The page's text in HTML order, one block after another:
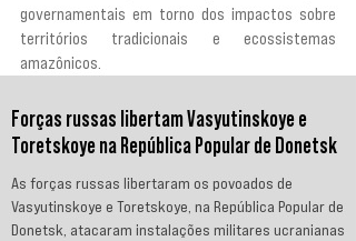
governamentais em torno dos impactos sobre
territórios tradicionais e ecossistemas
amazônicos.
Forças russas libertam Vasyutinskoye e
Toretskoye na República Popular de Donetsk
As forças russas libertaram os povoados de
Vasyutinskoye e Toretskoye, na República Popular de
Donetsk, atacaram instalações militares ucranianas